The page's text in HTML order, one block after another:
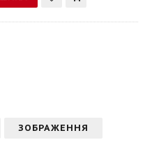
ЗОБРАЖЕННЯ